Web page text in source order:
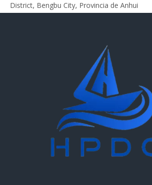
District, Bengbu City, Provincia de Anhui